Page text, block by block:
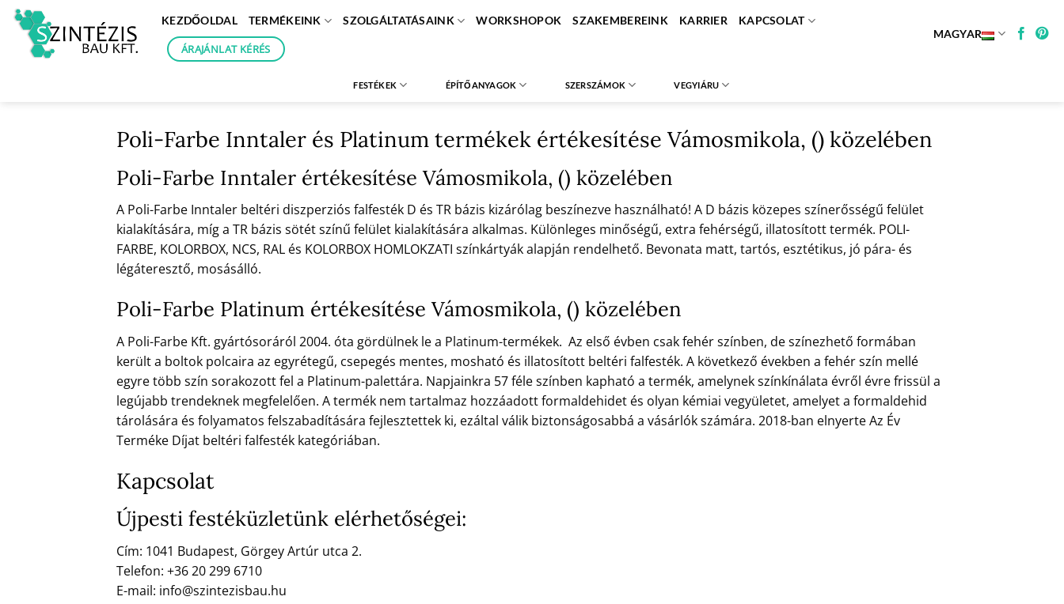
Skip
content
KEZDŐOLDAL TERMÉKEINK SZOLGÁLTATÁSAINK WORKSHOPOK SZAKEMBEREINK KARRIER KAPCSOLAT
ÁRAJÁNLAT KÉRÉS
MAGYAR
FESTÉKEK ÉPÍTŐANYAGOK SZERSZÁMOK VEGYIÁRU
Poli-Farbe Inntaler és Platinum termékek értékesítése Vámosmikola, () közelében
Poli-Farbe Inntaler értékesítése Vámosmikola, () közelében
A Poli-Farbe Inntaler beltéri diszperziós falfesték D és TR bázis kizárólag beszínezve használható! A D bázis közepes színerősségű felület
kialakítására, míg a TR bázis sötét színű felület kialakítására alkalmas. Különleges minőségű, extra fehérségű, illatosított termék. POLI-
FARBE, KOLORBOX, NCS, RAL és KOLORBOX HOMLOKZATI színkártyák alapján rendelhető. Bevonata matt, tartós, esztétikus, jó pára- és
légáteresztő, mosásálló.
Poli-Farbe Platinum értékesítése Vámosmikola, () közelében
A Poli-Farbe Kft. gyártósoráról 2004. óta gördülnek le a Platinum-termékek. Az első évben csak fehér színben, de színezhető formában
került a boltok polcaira az egyrétegű, csepegés mentes, mosható és illatosított beltéri falfesték. A következő években a fehér szín mellé
egyre több szín sorakozott fel a Platinum-palettára. Napjainkra 57 féle színben kapható a termék, amelynek színkínálata évről évre frissül a
legújabb trendeknek megfelelően. A termék nem tartalmaz hozzáadott formaldehidet és olyan kémiai vegyületet, amelyet a formaldehid
tárolására és folyamatos felszabadítására fejlesztettek ki, ezáltal válik biztonságosabbá a vásárlók számára. 2018-ban elnyerte Az Év
Terméke Díjat beltéri falfesték kategóriában.
Kapcsolat
Újpesti festéküzletünk elérhetőségei:
Cím: 1041 Budapest, Görgey Artúr utca 2.
Telefon: +36 20 299 6710
E-mail: info@szintezisbau.hu